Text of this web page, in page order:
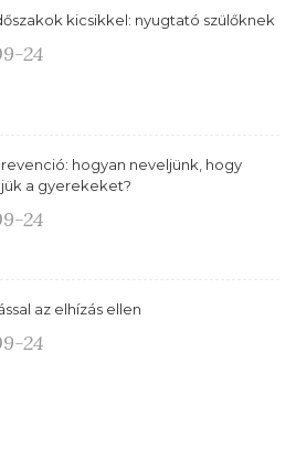
kicsikkel: nyugtató szülőknek
24
hogyan neveljünk, hogy
a gyerekeket?
24
az elhízás ellen
24